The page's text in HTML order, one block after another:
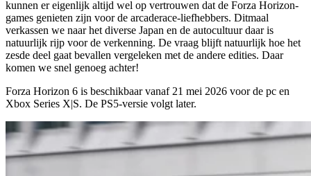
kunnen er eigenlijk altijd wel op vertrouwen dat de Forza Horizon-
games genieten zijn voor de arcaderace-liefhebbers. Ditmaal
verkassen we naar het diverse Japan en de autocultuur daar is
natuurlijk rijp voor de verkenning. De vraag blijft natuurlijk hoe het
zesde deel gaat bevallen vergeleken met de andere edities. Daar
komen we snel genoeg achter!
Forza Horizon 6 is beschikbaar vanaf 21 mei 2026 voor de pc en
Xbox Series X|S. De PS5-versie volgt later.